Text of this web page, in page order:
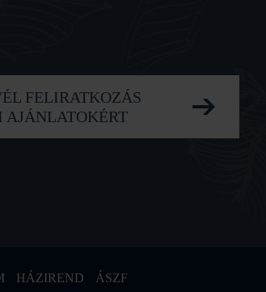
FELIRATKOZÁS
AJÁNLATOKÉRT
HÁZIREND ÁSZF